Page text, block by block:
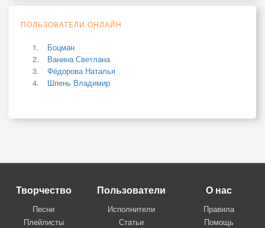
ПОЛЬЗОВАТЕЛИ ОНЛАЙН
Боцман
Ванина Светлана
Фёдорова Наталья
Шпень Владимир
Творчество
Песни
Плейлисты
Пользователи
Исполнители
Статьи
О нас
Правила
Помощь